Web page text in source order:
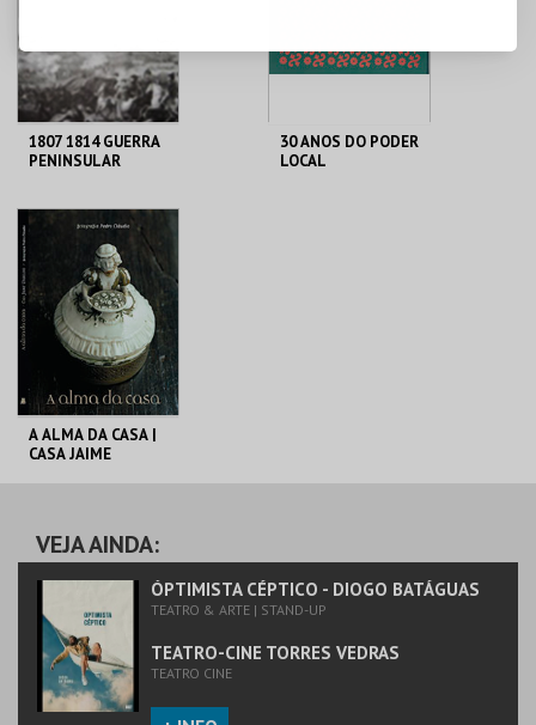
1807 1814 GUERRA
PENINSULAR
VEDRAS
MAIS INFO
COMPRAR
30 ANOS DO PODER
LOCAL
A ALMA DA CASA |
CASA JAIME
MAIS INFO
COMPRAR
VEJA AINDA:
ÓPTIMISTA CÉPTICO - DIOGO BATÁGUAS
TEATRO & ARTE | STAND-UP
TEATRO-CINE TORRES VEDRAS
TEATRO CINE